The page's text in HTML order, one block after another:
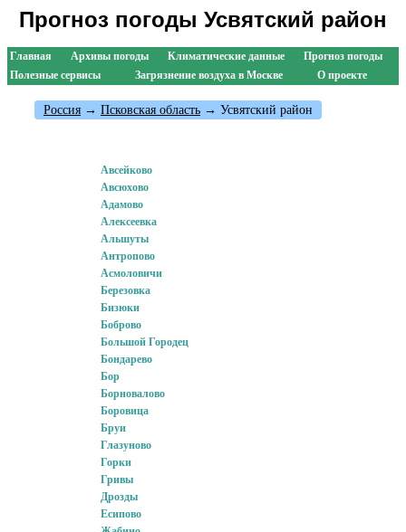
Прогноз погоды Усвятский район
Главная Архивы погоды Климатические данные
Прогноз погоды
Полезные сервисы
Загрязнение воздуха в Москве О проекте
Россия → Псковская область → Усвятский район
Авсейково
Авсюхово
Адамово
Алексеевка
Альшуты
Антропово
Асмоловичи
Березовка
Бизюки
Боброво
Большой Городец
Бондарево
Бор
Борновалово
Боровица
Бруи
Глазуново
Горки
Гривы
Дрозды
Есипово